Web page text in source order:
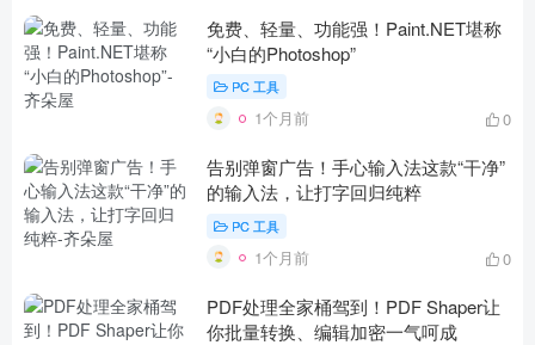
免费、轻量、功能强！Paint.NET堪称
“小白的Photoshop”
PC 工具
1个月前 0
告别弹窗广告！手心输入法这款“干净”
的输入法，让打字回归纯粹
PC 工具
1个月前 0
PDF处理全家桶驾到！PDF Shaper让
你批量转换、编辑加密一气呵成